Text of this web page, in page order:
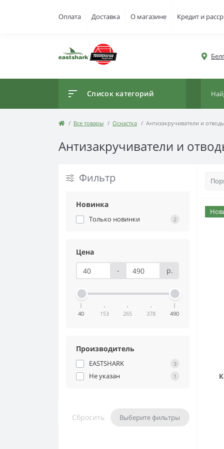
Оплата Доставка О магазине Кредит и
Список категорий
Все товары Оснастка Антизакручиватели и
Антизакручиватели и
Фильтр
Новинка
Только новинки 2
Цена
-
р.
40 153 265 378 490
Производитель
EASTSHARK 3
Не указан 1
Сбросить Выберите фильтры